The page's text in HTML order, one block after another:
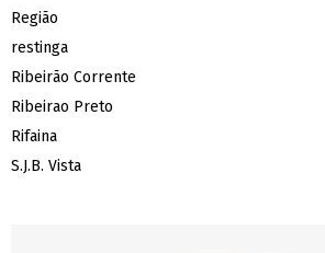
Região
restinga
Ribeirão Corrente
Ribeirao Preto
Rifaina
S.J.B. Vista